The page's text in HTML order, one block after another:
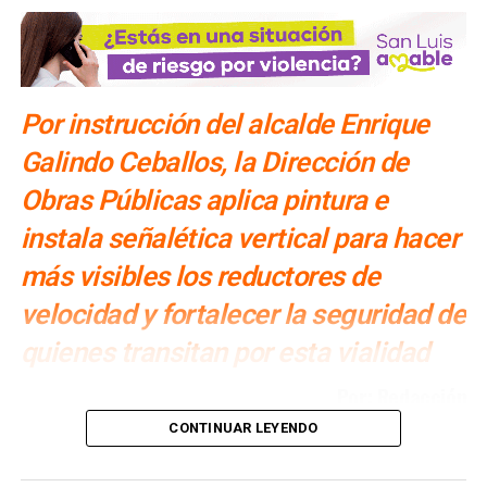
NO TE PIERDAS
Hallan restos de recién nacido en la colonia Las
Flores; investigan posible caso de abandono
Por instrucción del alcalde Enrique
Galindo Ceballos, la Dirección de
Obras Públicas aplica pintura e
instala señalética vertical para hacer
más visibles los reductores de
velocidad y fortalecer la seguridad de
quienes transitan por esta vialidad
alcalde Enrique Galindo Ceballos
CONTINUAR LEYENDO